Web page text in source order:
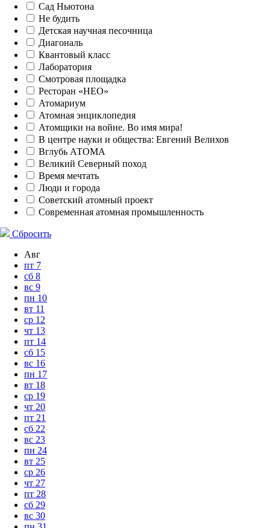
Сад Ньютона
Не будить
Детская научная песочница
Диагональ
Квантовый класс
Лаборатория
Смотровая площадка
Ресторан «НЕО»
Атомариум
Атомная энциклопедия
Атомщики на войне. Во имя мира!
В центре науки и общества: Евгений Велихов
Вглубь АТОМА
Великий Северный поход
Время мечтать
Люди и города
Советский атомный проект
Современная атомная промышленность
Сбросить
Авг
пт 7
сб 8
вс 9
пн 10
вт 11
ср 12
чт 13
пт 14
сб 15
вс 16
пн 17
вт 18
ср 19
чт 20
пт 21
сб 22
вс 23
пн 24
вт 25
ср 26
чт 27
пт 28
сб 29
вс 30